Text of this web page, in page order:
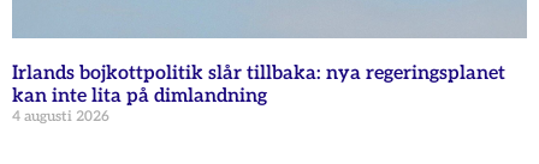
Irlands bojkottpolitik slår tillbaka: nya regeringsplanet
kan inte lita på dimlandning
4 augusti 2026